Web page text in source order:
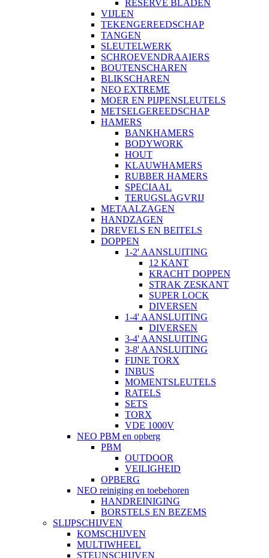
RESERVE BLADEN
VIJLEN
TEKENGEREEDSCHAP
TANGEN
SLEUTELWERK
SCHROEVENDRAAIERS
BOUTENSCHAREN
BLIKSCHAREN
NEO EXTREME
MOER EN PIJPENSLEUTELS
METSELGEREEDSCHAP
HAMERS
BANKHAMERS
BODYWORK
HOUT
KLAUWHAMERS
RUBBER HAMERS
SPECIAAL
TERUGSLAGVRIJ
METAALZAGEN
HANDZAGEN
DREVELS EN BEITELS
DOPPEN
1-2' AANSLUITING
12 KANT
KRACHT DOPPEN
STRAK ZESKANT
SUPER LOCK
DIVERSEN
1-4' AANSLUITING
DIVERSEN
3-4' AANSLUITING
3-8' AANSLUITING
FIJNE TORX
INBUS
MOMENTSLEUTELS
RATELS
SETS
TORX
VDE 1000V
NEO PBM en opberg
PBM
OUTDOOR
VEILIGHEID
OPBERG
NEO reiniging en toebehoren
HANDREINIGING
BORSTELS EN BEZEMS
SLIJPSCHIJVEN
KOMSCHIJVEN
MULTIWHEEL
STEUNSCHIJVEN